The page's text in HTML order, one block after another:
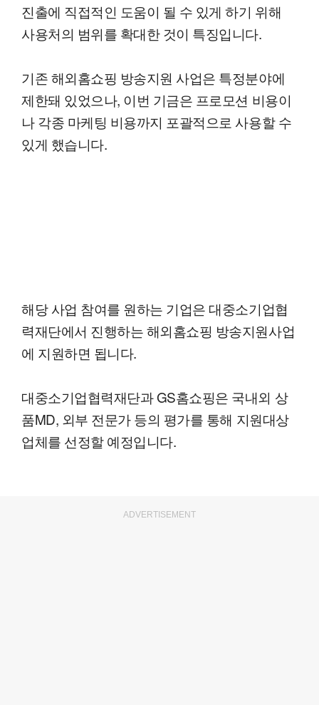
진출에 직접적인 도움이 될 수 있게 하기 위해
사용처의 범위를 확대한 것이 특징입니다.
기존 해외홈쇼핑 방송지원 사업은 특정분야에
제한돼 있었으나, 이번 기금은 프로모션 비용이
나 각종 마케팅 비용까지 포괄적으로 사용할 수
있게 했습니다.
해당 사업 참여를 원하는 기업은 대중소기업협
력재단에서 진행하는 해외홈쇼핑 방송지원사업
에 지원하면 됩니다.
대중소기업협력재단과 GS홈쇼핑은 국내외 상
품MD, 외부 전문가 등의 평가를 통해 지원대상
업체를 선정할 예정입니다.
ADVERTISEMENT